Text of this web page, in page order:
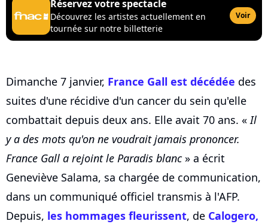
Réservez votre spectacle
Découvrez les artistes actuellement en
tournée sur notre billetterie
Voir
Dimanche 7 janvier, France Gall est décédée des
suites d'une récidive d'un cancer du sein qu'elle
combattait depuis deux ans. Elle avait 70 ans. «Il
y a des mots qu'on ne voudrait jamais prononcer.
France Gall a rejoint le Paradis blanc» a écrit
Geneviève Salama, sa chargée de communication,
dans un communiqué officiel transmis à l'AFP.
Depuis, les hommages fleurissent, de Calogero,